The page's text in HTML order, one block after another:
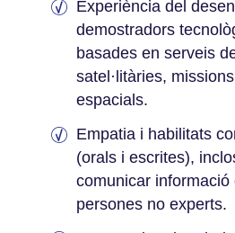
Experiència del
demostradors
basades en serveis
satel·litàries,
espacials.
Empatia i habilitats
(orals i escrites),
comunicar informació
persones no experts.